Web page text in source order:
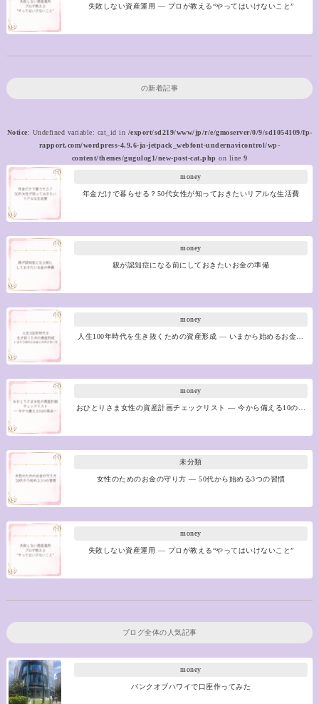
失敗しない資産運用 ― プロが教える“やってはいけないこと”
の新着記事
Notice: Undefined variable: cat_id in /export/sd219/www/jp/r/e/gmoserver/0/9/sd1054109/fp-
rapport.com/wordpress-4.9.6-ja-jetpack_webfont-undernavicontrol/wp-
content/themes/gugulog1/new-post-cat.php on line 9
money
年金だけで暮らせる？50代女性が知っておきたいリアルな生活費
money
親が認知症になる前にしておきたいお金の準備
money
人生100年時代を生き抜くための資産形成 ― いまから始めるお金…
money
おひとりさま女性の資産計画チェックリスト ― 今から備える10の…
未分類
女性のためのお金の守り方 ― 50代から始める3つの習慣
money
失敗しない資産運用 ― プロが教える“やってはいけないこと”
ブログ全体の人気記事
money
バンクオブハワイで口座作ってみた